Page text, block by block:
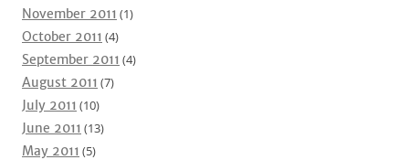
November 2011 (1)
October 2011 (4)
September 2011 (4)
August 2011 (7)
July 2011 (10)
June 2011 (13)
May 2011 (5)